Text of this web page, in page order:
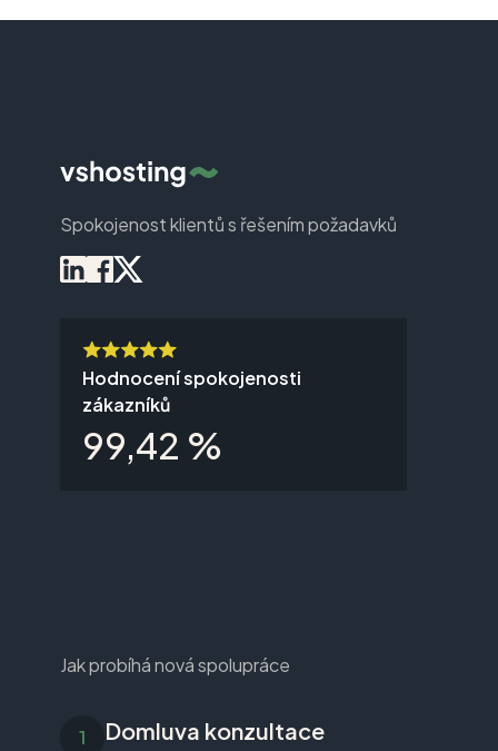
Spokojenost klientů s řešením požadavků
Hodnocení spokojenosti
zákazníků
99,42 %
Jak probíhá nová spolupráce
Domluva konzultace